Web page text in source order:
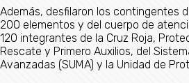
Además, desfilaron los contingentes
200 elementos y del cuerpo de
120 integrantes de la Cruz Roja,
Rescate y Primero Auxilios, del
Avanzadas (SUMA) y la Unidad de